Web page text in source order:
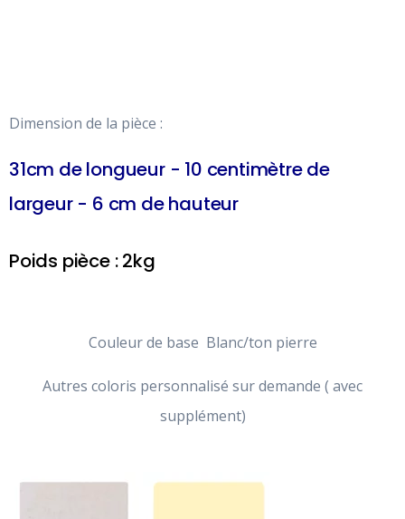
Dimension de la pièce :
31cm de longueur - 10 centimètre de
largeur - 6 cm de hauteur
Poids pièce : 2kg
Couleur de base Blanc/ton pierre
Autres coloris personnalisé sur demande ( avec
supplément)